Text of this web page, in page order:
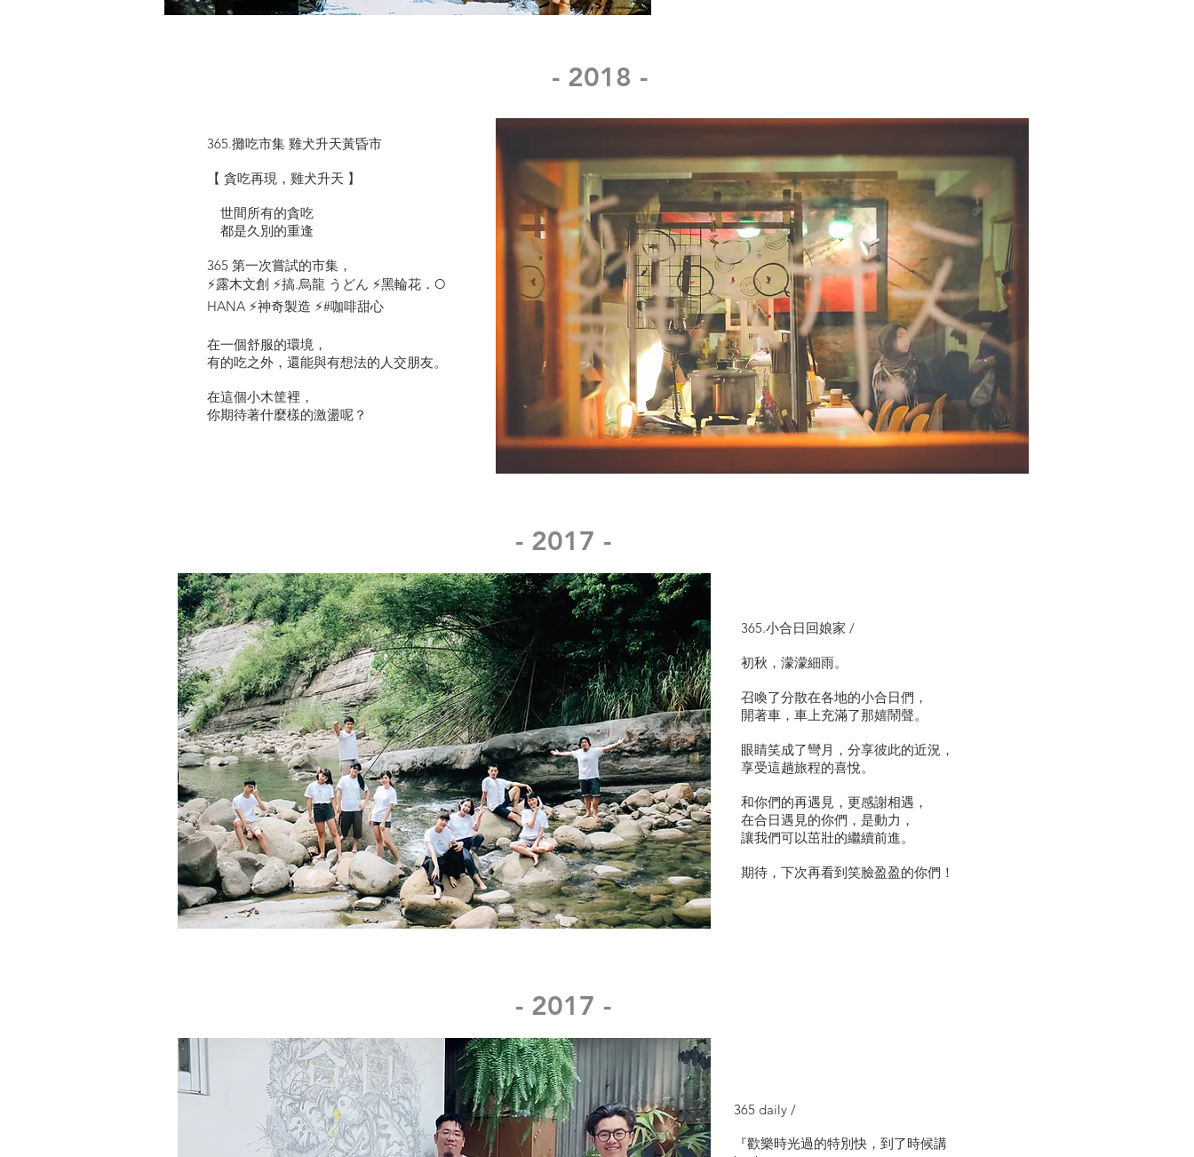
- 2018 -
365.攤吃市集 雞犬升天黃昏市
【 貪吃再現，雞犬升天 】
世間所有的貪吃
都是久別的重逢
365 第一次嘗試的市集，
⚡露木文創 ⚡搞.烏龍 うどん ⚡黑輪花．O
HANA ⚡神奇製造 ⚡#咖啡甜心
在一個舒服的環境，
有的吃之外，還能與有想法的人交朋友。
在這個小木筐裡，
​你期待著什麼樣的激盪呢？
- 2017 -
365.小合日回娘家 /
初秋，濛濛細雨。
召喚了分散在各地的小合日們，
開著車，車上充滿了那嬉鬧聲。
眼睛笑成了彎月，分享彼此的近況，
享受這趟旅程的喜悅。
和你們的再遇見，更感謝相遇，
在合日遇見的你們，是動力，
讓我們可以茁壯的繼續前進。
期待，下次再看到笑臉盈盈的你們！
- 2017 -
365 daily /
『歡樂時光過的特別快，到了時候講